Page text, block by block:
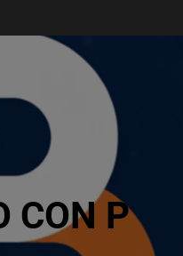
CON P